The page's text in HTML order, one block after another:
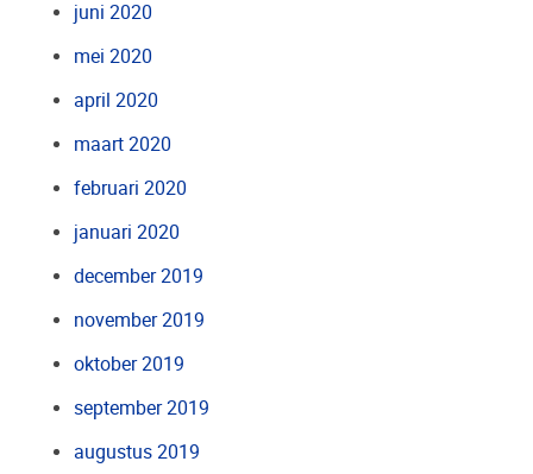
juni 2020
mei 2020
april 2020
maart 2020
februari 2020
januari 2020
december 2019
november 2019
oktober 2019
september 2019
augustus 2019